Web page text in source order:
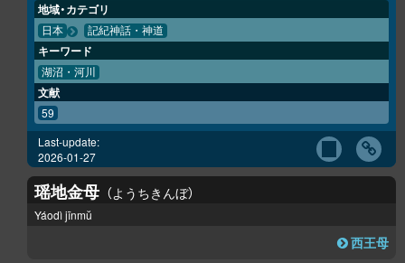
地域・カテゴリ
日本 記紀神話・神道
キーワード
湖沼・河川
文献
59
Last-update:
2026-01-27
瑶地金母 ようちきんぼ
Yáodì jīnmŭ
西王母